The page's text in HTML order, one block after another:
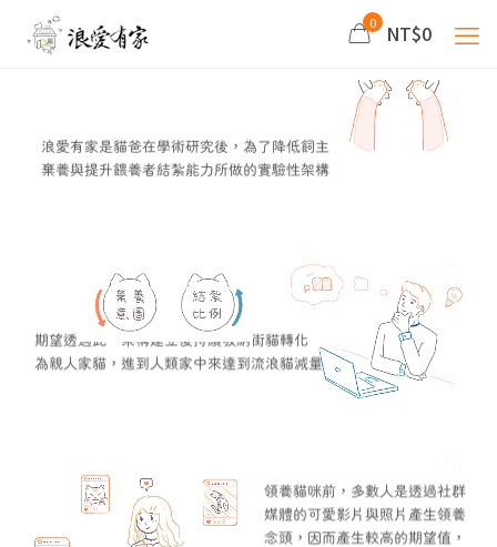
0 NT$0
浪愛有家是貓爸在學術研究後，為了降低飼主
棄養與提升餵養者結紮能力所做的實驗性架構
期望透過此一架構建立後持續吸納街貓轉化
為親人家貓，進到人類家中來達到流浪貓減量
領養貓咪前，多數人是透過社群
媒體的可愛影片與照片產生領養
念頭，因而產生較高的期望值，